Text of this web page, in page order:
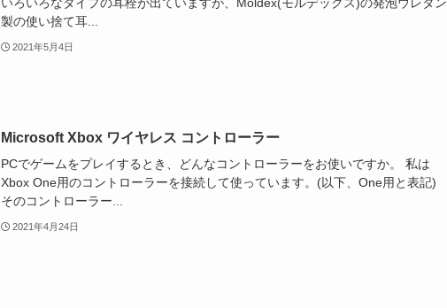
製の使い捨て耳...
2021年5月4日
Microsoft Xbox ワイヤレス コントローラー
PCでゲームをプレイするとき、どんなコントローラーをお使いですか。 私は
Xbox One用のコントローラーを接続して使っています。(以下、One用と表記)
そのコントローラー...
2021年4月24日